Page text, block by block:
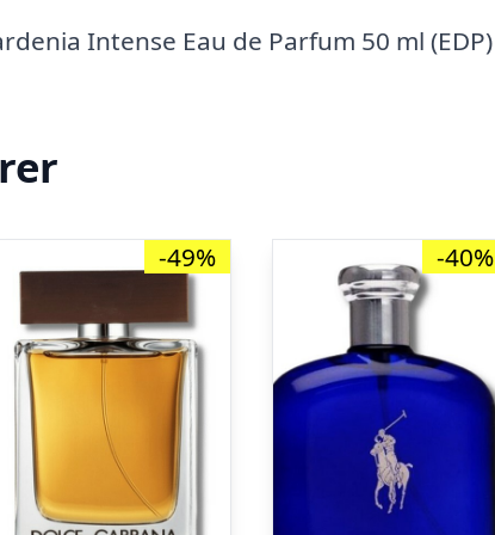
Intense Eau de Parfum 50 ml (EDP)
-49% -40%